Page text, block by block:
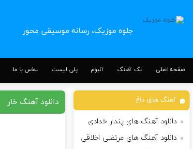
جلوه موزیک، رسانه موسیقی محور
صفحه اصلی تک آهنگ آلبوم پلی لیست تماس با ما
دانلود آهنگ خار آهنگ های داغ
دانلود آهنگ های پندار خدادی
دانلود آهنگ های مرتضی اخلاقی